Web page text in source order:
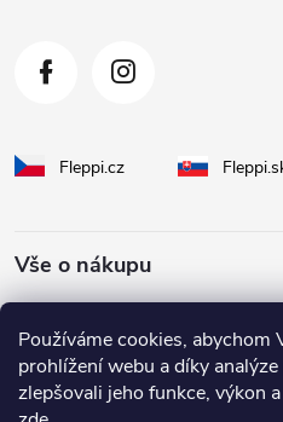
Používáme cookies, abychom
prohlížení webu a díky
zlepšovali jeho funkce, výkon
Fleppi.cz
Vše o nákupu
O Fleppi
Inspirace pro vás